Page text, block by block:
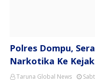
Polres Dompu,
Narkotika Ke
Taruna Global News